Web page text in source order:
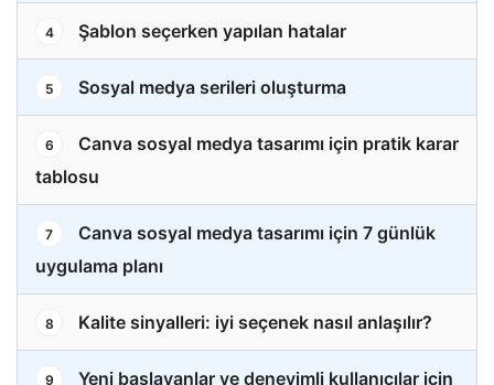
4 Şablon seçerken yapılan hatalar
5 Sosyal medya serileri oluşturma
6
Canva sosyal medya tasarımı için pratik karar
tablosu
7
Canva sosyal medya tasarımı için 7 günlük
uygulama planı
8 Kalite sinyalleri: iyi seçenek nasıl anlaşılır?
9
Yeni başlayanlar ve deneyimli kullanıcılar için